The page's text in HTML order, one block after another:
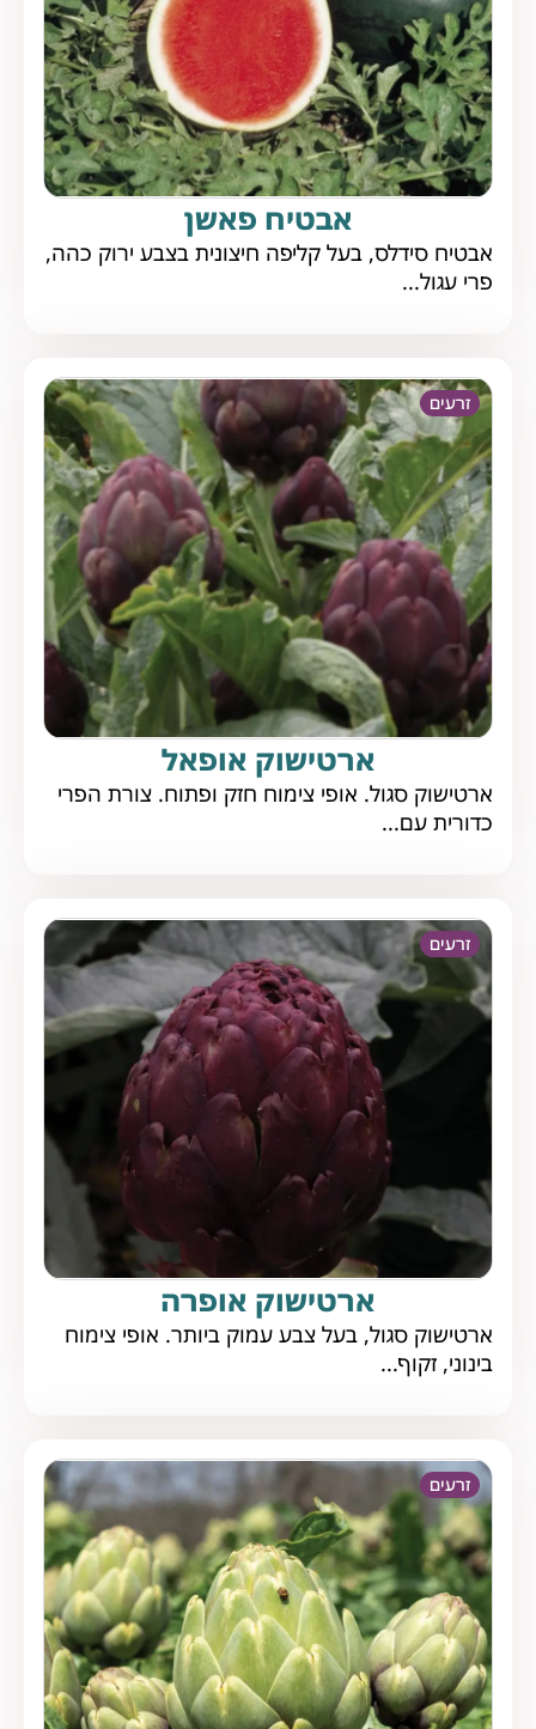
אבטיח פאשן
אבטיח סידלס, בעל קליפה חיצונית בצבע ירוק כהה,
פרי עגול...
זרעים
ארטישוק אופאל
ארטישוק סגול. אופי צימוח חזק ופתוח. צורת הפרי
כדורית עם...
זרעים
ארטישוק אופרה
ארטישוק סגול, בעל צבע עמוק ביותר. אופי צימוח
בינוני, זקוף...
זרעים